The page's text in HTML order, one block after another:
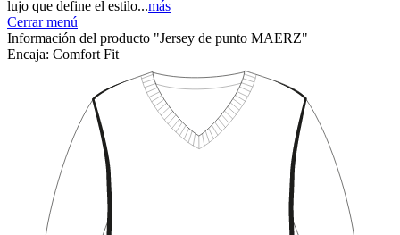
lujo que define el estilo...más
Cerrar menú
Información del producto "Jersey de punto MAERZ"
Encaja: Comfort Fit